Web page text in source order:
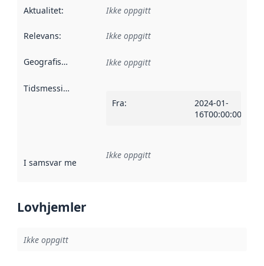
Aktualitet: Ikke oppgitt
Relevans: Ikke oppgitt
Geografisk avgrensning :
Ikke oppgitt
Tidsmessig avgrensning
Fra:
2024-01-
16T00:00:00Z
I samsvar med Referanse til en implementasjonsregel
Ikke oppgitt
Lovhjemler
Ikke oppgitt